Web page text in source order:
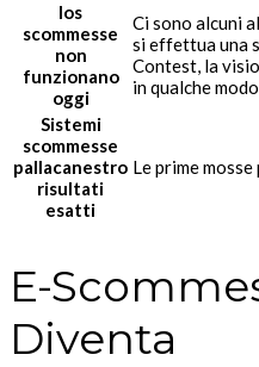
Ios
scommesse
non
funzionano
oggi
Ci sono alcuni
si effettua una
Contest, la
in qualche
Sistemi
scommesse
pallacanestro
risultati
esatti
Le prime
E-
Diventa